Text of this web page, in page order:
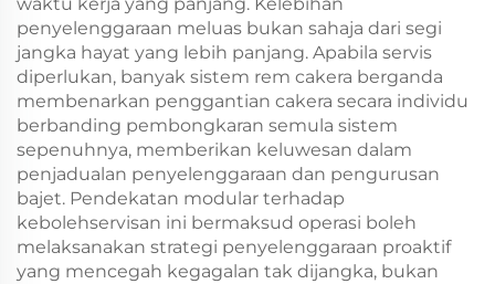
penyelenggaraan meluas bukan sahaja dari segi
jangka hayat yang lebih panjang. Apabila servis
diperlukan, banyak sistem rem cakera berganda
membenarkan penggantian cakera secara individu
berbanding pembongkaran semula sistem
sepenuhnya, memberikan keluwesan dalam
penjadualan penyelenggaraan dan pengurusan
bajet. Pendekatan modular terhadap
kebolehservisan ini bermaksud operasi boleh
melaksanakan strategi penyelenggaraan proaktif
yang mencegah kegagalan tak dijangka, bukan